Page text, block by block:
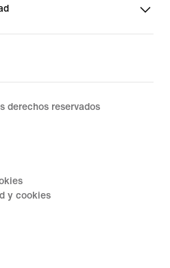
derechos reservados
y cookies